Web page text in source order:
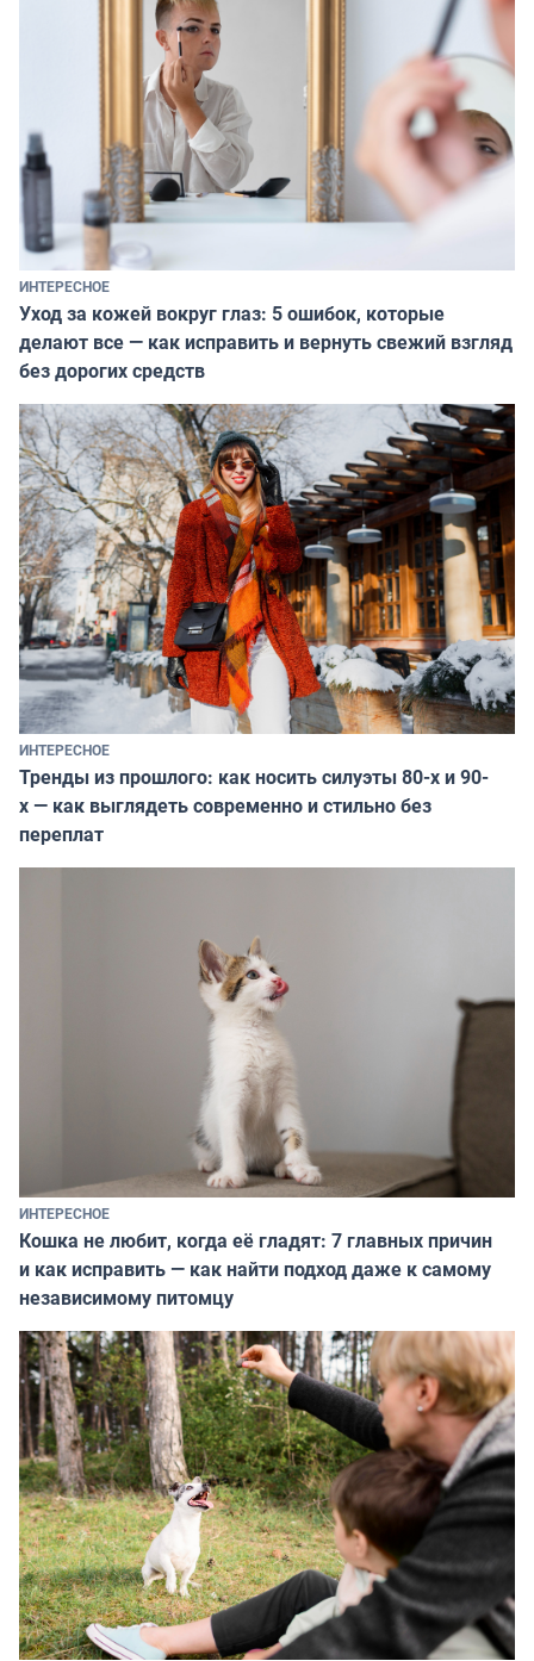
ИНТЕРЕСНОЕ
Уход за кожей вокруг глаз: 5 ошибок, которые
делают все — как исправить и вернуть свежий взгляд
без дорогих средств
ИНТЕРЕСНОЕ
Тренды из прошлого: как носить силуэты 80-х и 90-
х — как выглядеть современно и стильно без
переплат
ИНТЕРЕСНОЕ
Кошка не любит, когда её гладят: 7 главных причин
и как исправить — как найти подход даже к самому
независимому питомцу